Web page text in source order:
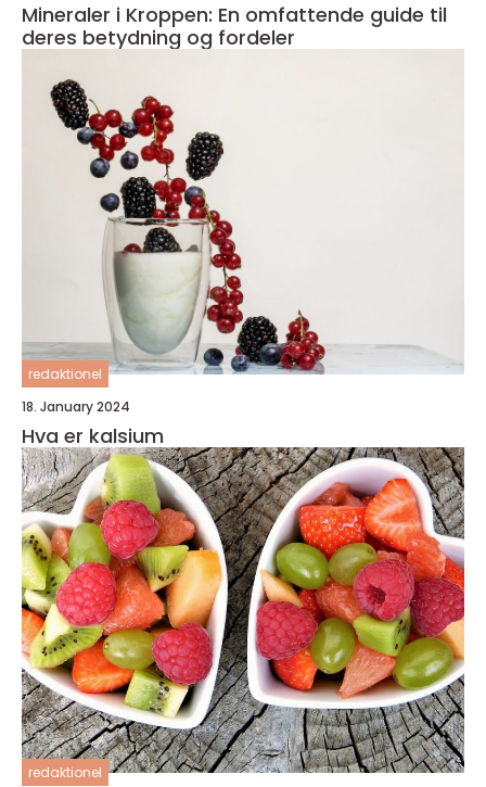
Mineraler i Kroppen: En omfattende guide til
deres betydning og fordeler
redaktionel
18. January 2024
Hva er kalsium
redaktionel